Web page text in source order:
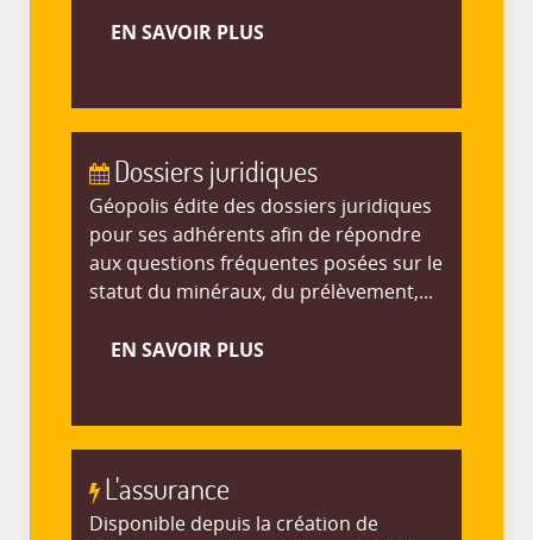
EN SAVOIR PLUS
Dossiers juridiques
Géopolis édite des dossiers juridiques
pour ses adhérents afin de répondre
aux questions fréquentes posées sur le
statut du minéraux, du prélèvement,...
EN SAVOIR PLUS
L'assurance
Disponible depuis la création de